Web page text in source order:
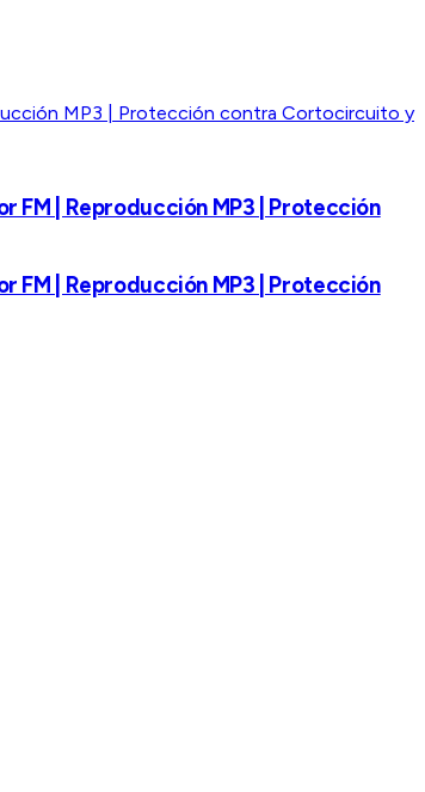
FM | Reproducción MP3 | Protección
FM | Reproducción MP3 | Protección